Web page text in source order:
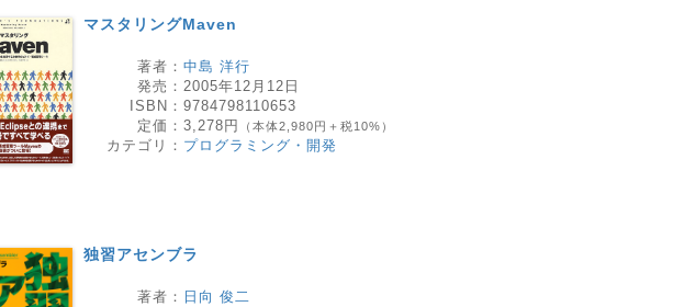
マスタリングMaven
著者： 中島 洋行
発売： 2005年12月12日
ISBN： 9784798110653
定価： 3,278円 （本体2,980円＋税10%）
カテゴリ： プログラミング・開発
独習アセンブラ
著者： 日向 俊二